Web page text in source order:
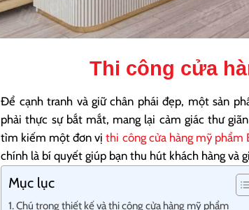
Thi công cửa
Để cạnh tranh và giữ chân phái đẹp, một sản
phải thực sự bắt mắt, mang lại cảm giác thư
tìm kiếm một đơn vịthi công cửa hàng mỹ phẩm
chính là bí quyết giúp bạn thu hút khách hàng và
Mục lục
Chú trọng thiết kế và thi công cửa hàng mỹ phẩm